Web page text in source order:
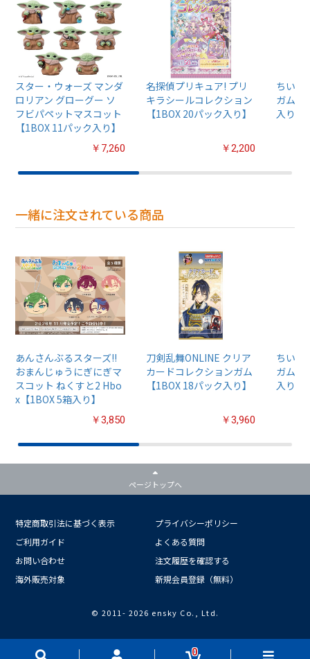
スター・ウォーズ マンダ
ロリアン グローグー ソ
フビパペットマスコット
【1BOX 11パック入り】
￥7,260
名探偵プリキュア! プリ
キラシールコレクション
【1BOX 20パック入り】
￥2,200
ちいか
ガム4
入り】
一緒に注文されている商品
あんさんぶるスターズ!!
おまんじゅうにぎにぎマ
スコット ねくすと2 Hbo
x【1BOX 5箱入り】
￥3,850
刀剣乱舞ONLINE クリア
カードコレクションガム
【1BOX 18パック入り】
￥3,960
ちいか
ガム4
入り】
0
ページトップへ
特定商取引法に基づく表示
プライバシーポリシー
ご利用ガイド
よくある質問
お問い合わせ
注文履歴を確認する
海外販売対象
新規会員登録（無料）
© 2011- 2026 ensky Co., Ltd.